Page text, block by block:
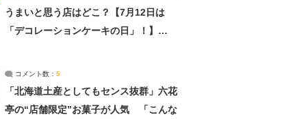
うまいと思う店はどこ？【7月12日は
「デコレーションケーキの日」！】
コメント数： 5
「北海道土産としてもセンス抜群」六花
亭の“店舗限定”お菓子が人気 「こんな